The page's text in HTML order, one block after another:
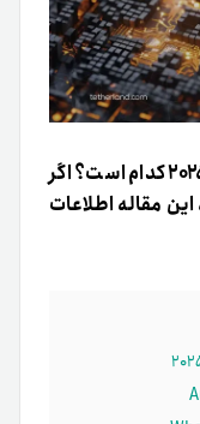
بهترین دستگاه ماینینگ در ایران در ۲۰۲۵ کدام است؟ اگر
مقاله اطلاعات